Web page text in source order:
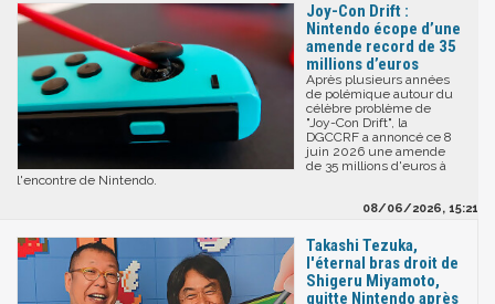
Joy-Con Drift :
Nintendo écope d’une
amende record de 35
millions d’euros
Après plusieurs années
de polémique autour du
célèbre problème de
"Joy-Con Drift", la
DGCCRF a annoncé ce 8
juin 2026 une amende
de 35 millions d'euros à
l'encontre de Nintendo.
08/06/2026, 15:21
Takashi Tezuka,
l'éternal bras droit de
Shigeru Miyamoto,
quitte Nintendo après